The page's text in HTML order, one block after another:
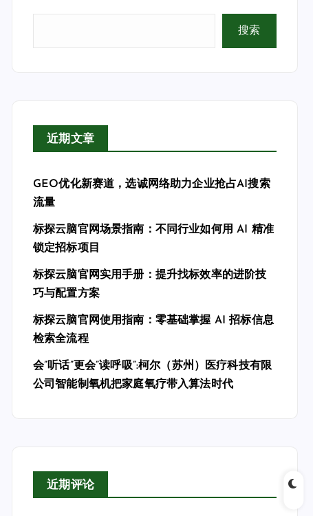
搜索
近期文章
GEO优化新赛道，选诚网络助力企业抢占AI搜索
流量
标探云脑官网场景指南：不同行业如何用 AI 精准
锁定招标项目
标探云脑官网实用手册：提升找标效率的进阶技
巧与配置方案
标探云脑官网使用指南：零基础掌握 AI 招标信息
检索全流程
会”听话”更会”读呼吸”:柯尔（苏州）医疗科技有限
公司智能制氧机把家庭氧疗带入算法时代
近期评论